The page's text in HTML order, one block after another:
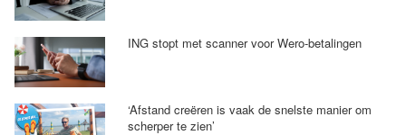
ING stopt met scanner voor Wero-betalingen
‘Afstand creëren is vaak de snelste manier om
scherper te zien’